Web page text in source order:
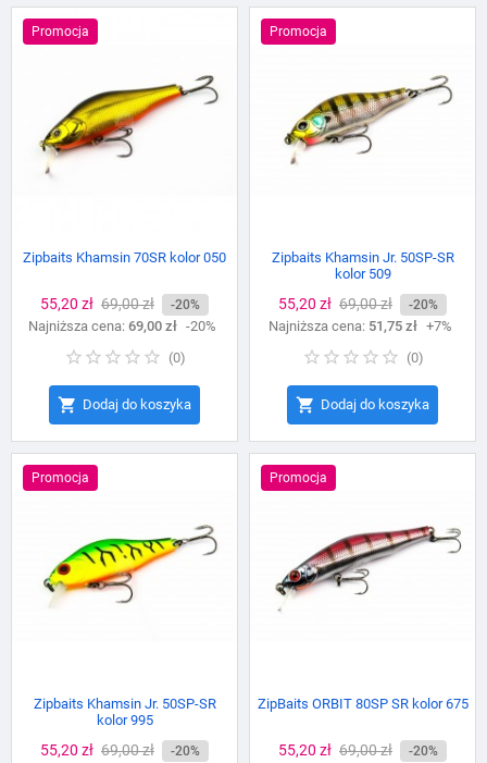
Promocja
Zipbaits Khamsin 70SR kolor 050
Cena
55,20 zł Cena
podstawowa
69,00 zł -20%
Najniższa cena: 69,00 zł -20%
(0)
 Dodaj do koszyka
Promocja
Zipbaits Khamsin Jr. 50SP-SR
kolor 509
Cena
55,20 zł Cena
podstawowa
69,00 zł -20%
Najniższa cena: 51,75 zł +7%
(0)
 Dodaj do koszyka
Promocja
Zipbaits Khamsin Jr. 50SP-SR
kolor 995
Cena
55,20 zł Cena
69,00 zł -20%
Promocja
ZipBaits ORBIT 80SP SR kolor 675
Cena
55,20 zł Cena
69,00 zł -20%